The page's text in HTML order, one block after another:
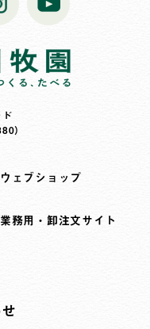
）
ウェブショップ
業務用・卸注文サイト